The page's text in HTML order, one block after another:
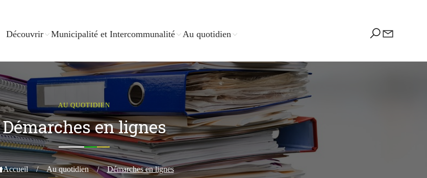
Découvrir Municipalité et Intercommunalité Au quotidien
AU QUOTIDIEN
Démarches en lignes
Accueil / Au quotidien / Démarches en lignes